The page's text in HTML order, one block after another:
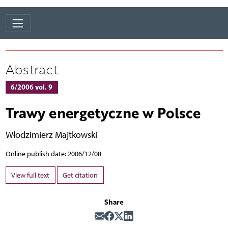
Abstract
6/2006 vol. 9
Trawy energetyczne w Polsce
Włodzimierz Majtkowski
Online publish date: 2006/12/08
View full text Get citation
Share